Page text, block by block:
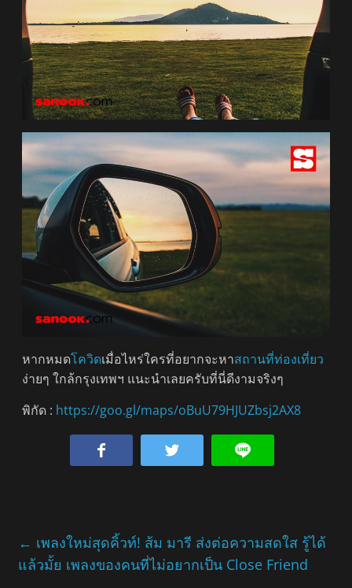
หากหมดโควิดเมื่อไหร่ใครที่อยากจะหาสถานที่ท่องเที่ยว
ง่ายๆ ใกล้กรุงเทพฯ แนะนำเลยครับที่นี่ดีงามจริงๆ
พิกัด : https://goo.gl/maps/oBuU79HJUZbsj2AX8
← เพลงใหม่สุดคิ้วท์! ส้ม มารี ส่งต่อความสดใส รู้ได้
แล้วมั้ย เพลงของคนที่ไม่อยากเป็น Close Friend